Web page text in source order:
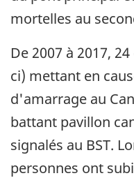
mortelles au
De 2007 à 2017,
ci) mettant en
d'amarrage au
battant pavillon
signalés au BST.
personnes ont